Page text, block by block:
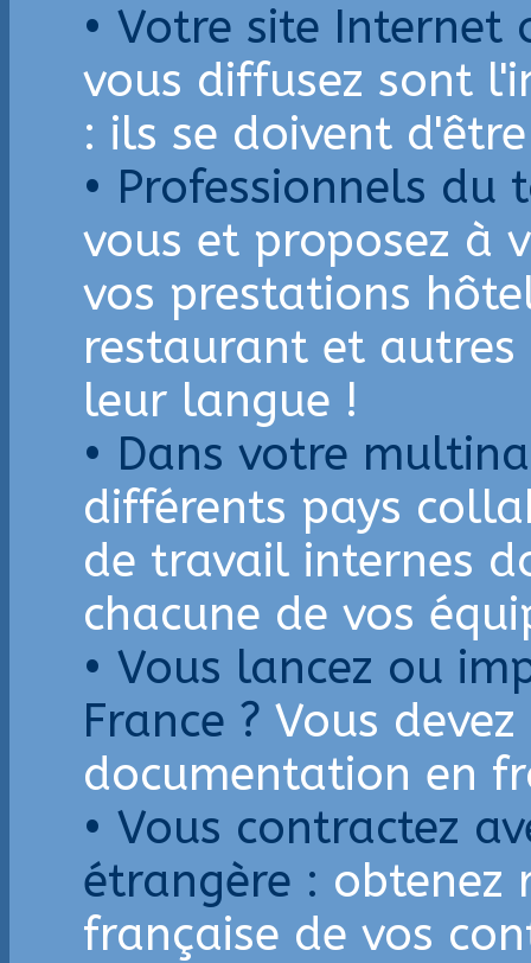
• Votre site
vous diffusez sont
: ils se doivent
• Professionnels du
vous et proposez à
vos prestations
restaurant et
leur langue !
• Dans votre
différents pays
de travail internes
chacune de vos
• Vous lancez ou
France ? Vous
documentation en
• Vous contractez
étrangère : obtenez
française de vos